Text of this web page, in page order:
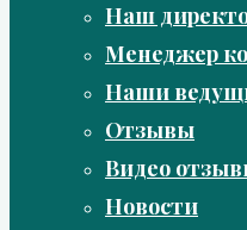
Наш
Менеджер
Наши
Отзывы
Видео
Новости